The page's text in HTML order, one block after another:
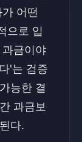
어떤
으로 입
금이야
'는 검증
능한 결
과금보
다.